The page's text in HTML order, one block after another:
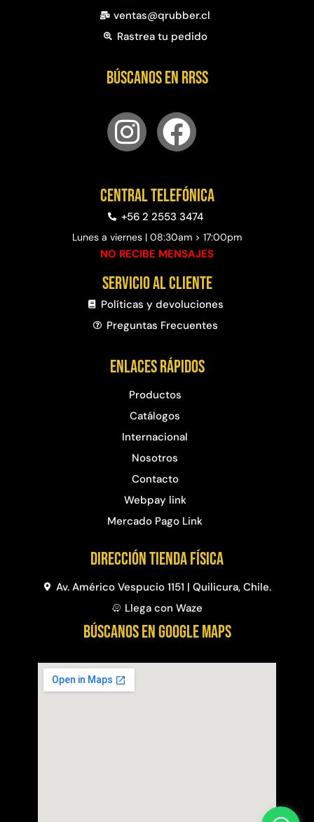
ventas@qrubber.cl
Rastrea tu pedido
Búscanos en RRSS
Central telefónica
+56 2 2553 3474
Lunes a viernes | 08:30am > 17:00pm
NO RECIBE MENSAJES
Servicio al cliente
Políticas y devoluciones
Preguntas Frecuentes​
Enlaces rápidos
Productos
Catálogos
Internacional
Nosotros
Contacto
Webpay link
Mercado Pago Link
Dirección Tienda física
Av. Américo Vespucio 1151 | Quilicura, Chile.
Llega con Waze
BÚSCANOS EN GOOGLE MAPS